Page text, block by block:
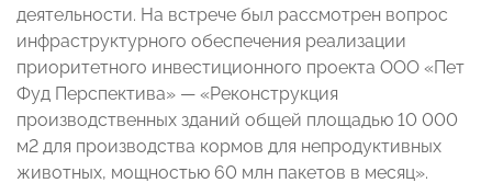
деятельности. На встрече был рассмотрен вопрос
инфраструктурного обеспечения реализации
приоритетного инвестиционного проекта ООО «Пет
Фуд Перспектива» — «Реконструкция
производственных зданий общей площадью 10 000
м2 для производства кормов для непродуктивных
животных, мощностью 60 млн пакетов в месяц».